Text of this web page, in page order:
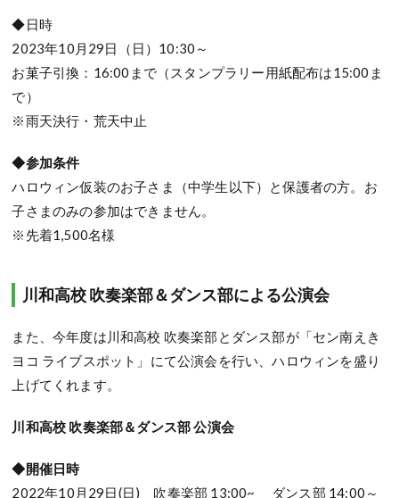
◆日時
2023年10月29日（日）10:30～
お菓子引換：16:00まで（スタンプラリー用紙配布は15:00ま
で）
※雨天決行・荒天中止
◆参加条件
ハロウィン仮装のお子さま（中学生以下）と保護者の方。お
子さまのみの参加はできません。
※先着1,500名様
川和高校 吹奏楽部＆ダンス部による公演会
また、今年度は川和高校 吹奏楽部とダンス部が「セン南えき
ヨコ ライブスポット」にて公演会を行い、ハロウィンを盛り
上げてくれます。
川和高校 吹奏楽部＆ダンス部 公演会
◆開催日時
2022年10月29日(日) 吹奏楽部 13:00~ ダンス部 14:00～